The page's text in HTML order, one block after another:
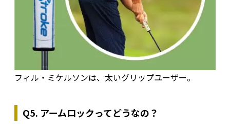
フィル・ミケルソンは、太いグリップユーザー。
Q5. アームロックってどうなの？